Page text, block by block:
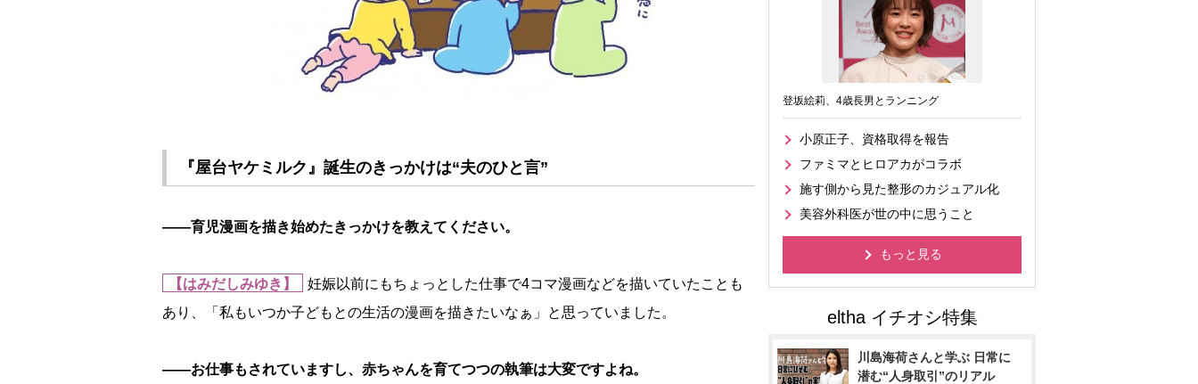
『屋台ヤケミルク』誕生のきっかけは“夫のひと言”
――育児漫画を描き始めたきっかけを教えてください。
【はみだしみゆき】
妊娠以前にもちょっとした仕事で4コマ漫画などを描いていたことも
あり、「私もいつか子どもとの生活の漫画を描きたいなぁ」と思っていました。
――お仕事もされていますし、赤ちゃんを育てつつの執筆は大変ですよね。
登坂絵莉、4歳長男とランニング
小原正子、資格取得を報告
ファミマとヒロアカがコラボ
施す側から見た整形のカジュアル化
美容外科医が世の中に思うこと
もっと見る
川島海荷さんと学ぶ 日常に
潜む“人身取引”のリアル